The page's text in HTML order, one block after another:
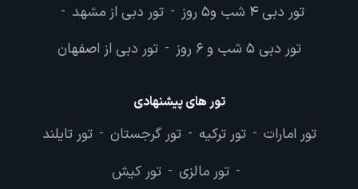
تور دبی 4 شب و5 روز - تور دبی از مشهد -
تور دبی 5 شب و 6 روز - تور دبی از اصفهان
تور های پیشنهادی
تور امارات - تور ترکیه - تور گرجستان - تور تایلند
- تور مالزی - تور کیش